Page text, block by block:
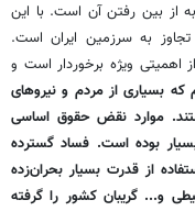
از بین رفتن آن است. با این
به سرزمین ایران است.
ویژه برخوردار است و
که بسیاری از مردم و نیروهای
موارد نقض حقوق اساسی
بوده است. فساد گسترده
از قدرت بسیار بحران‌زده
و... گریبان کشور را گرفته